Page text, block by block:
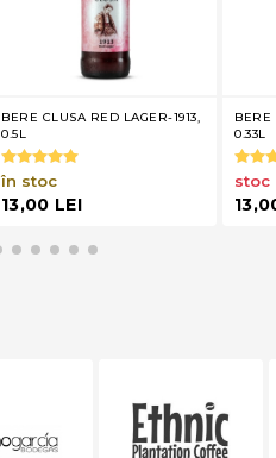
BERE CLUSA RED LAGER-1913,
0.5L
în stoc
13,00 LEI
BERE
0.33L
stoc